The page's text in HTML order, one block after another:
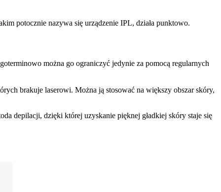
potocznie nazywa się urządzenie IPL, działa punktowo.
można go ograniczyć jedynie za pomocą regularnych
brakuje laserowi. Można ją stosować na większy obszar skóry,
depilacji, dzięki której uzyskanie pięknej gładkiej skóry staje się